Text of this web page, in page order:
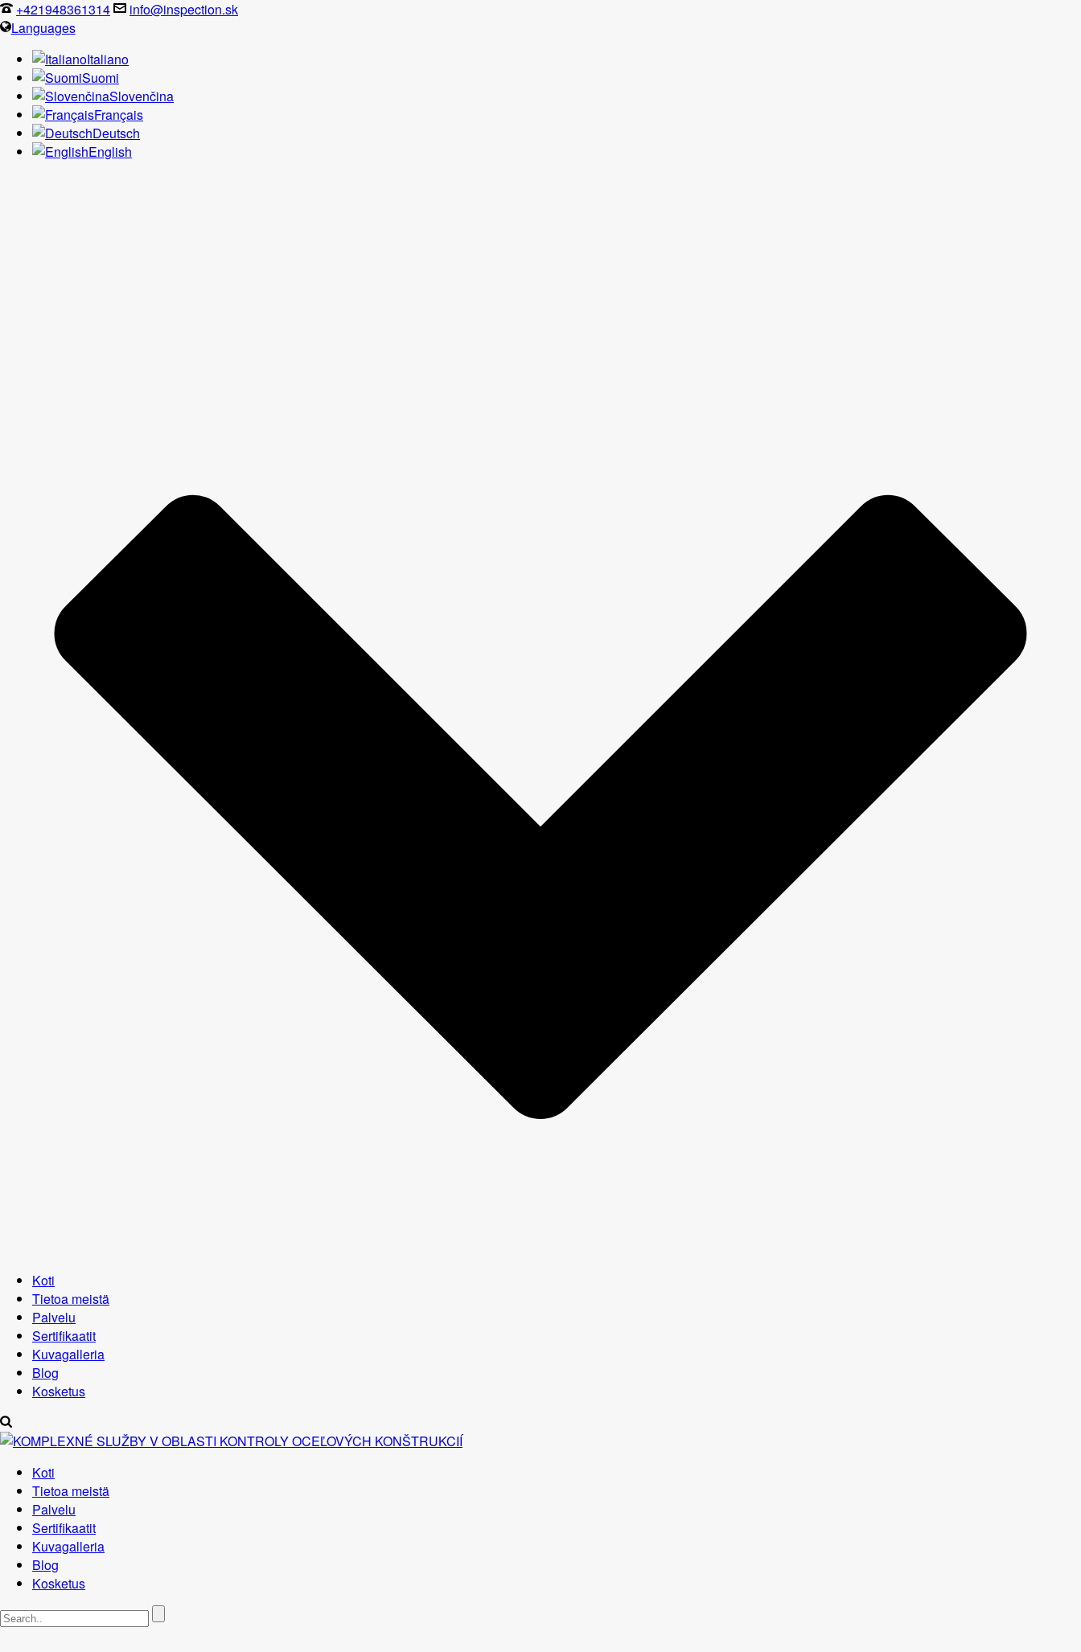
+421948361314
info@inspection.sk
Languages
Italiano
Suomi
Slovenčina
Français
Deutsch
English
Koti
Tietoa meistä
Palvelu
Sertifikaatit
Kuvagalleria
Blog
Kosketus
Koti
Tietoa meistä
Palvelu
Sertifikaatit
Kuvagalleria
Blog
Kosketus